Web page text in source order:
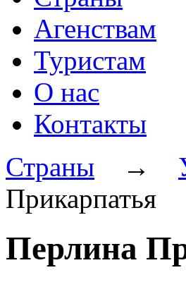
Агенствам
Туристам
О нас
Контакты
Страны →
Прикарпатья
Перлина